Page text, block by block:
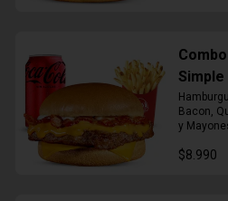
Simple
Bacon,
y
$8.990